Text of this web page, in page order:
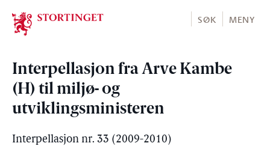
Stortinget.no
SØK MENY
Interpellasjon fra Arve Kambe
(H) til miljø- og
utviklingsministeren
Interpellasjon nr. 33 (2009-2010)